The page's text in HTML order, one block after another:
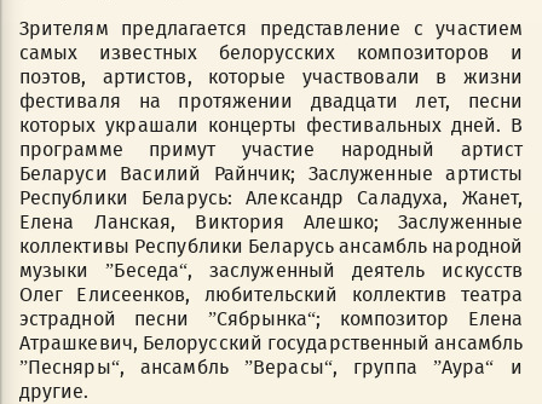
Зрителям предлагается представление с участием
самых известных белорусских композиторов и
поэтов, артистов, которые участвовали в жизни
фестиваля на протяжении двадцати лет, песни
которых украшали концерты фестивальных дней. В
программе примут участие народный артист
Беларуси Василий Райнчик; Заслуженные артисты
Республики Беларусь: Александр Саладуха, Жанет,
Елена Ланская, Виктория Алешко; Заслуженные
коллективы Республики Беларусь ансамбль народной
музыки ”Беседа“, заслуженный деятель искусств
Олег Елисеенков, любительский коллектив театра
эстрадной песни ”Сябрынка“; композитор Елена
Атрашкевич, Белорусский государственный ансамбль
”Песняры“, ансамбль ”Верасы“, группа ”Аура“ и
другие.